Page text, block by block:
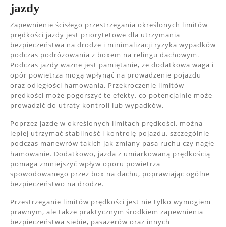
jazdy
Zapewnienie ścisłego przestrzegania określonych limitów
prędkości jazdy jest priorytetowe dla utrzymania
bezpieczeństwa na drodze i minimalizacji ryzyka wypadków
podczas podróżowania z boxem na relingu dachowym.
Podczas jazdy ważne jest pamiętanie, że dodatkowa waga i
opór powietrza mogą wpłynąć na prowadzenie pojazdu
oraz odległości hamowania. Przekroczenie limitów
prędkości może pogorszyć te efekty, co potencjalnie może
prowadzić do utraty kontroli lub wypadków.
Poprzez jazdę w określonych limitach prędkości, można
lepiej utrzymać stabilność i kontrolę pojazdu, szczególnie
podczas manewrów takich jak zmiany pasa ruchu czy nagłe
hamowanie. Dodatkowo, jazda z umiarkowaną prędkością
pomaga zmniejszyć wpływ oporu powietrza
spowodowanego przez box na dachu, poprawiając ogólne
bezpieczeństwo na drodze.
Przestrzeganie limitów prędkości jest nie tylko wymogiem
prawnym, ale także praktycznym środkiem zapewnienia
bezpieczeństwa siebie, pasażerów oraz innych